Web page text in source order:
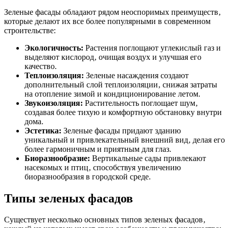
Зеленые фасады обладают рядом неоспоримых преимуществ‚
которые делают их все более популярными в современном
строительстве:
Экологичность: Растения поглощают углекислый газ и
выделяют кислород‚ очищая воздух и улучшая его
качество.
Теплоизоляция: Зеленые насаждения создают
дополнительный слой теплоизоляции‚ снижая затраты
на отопление зимой и кондиционирование летом.
Звукоизоляция: Растительность поглощает шум‚
создавая более тихую и комфортную обстановку внутри
дома.
Эстетика: Зеленые фасады придают зданию
уникальный и привлекательный внешний вид‚ делая его
более гармоничным и приятным для глаз.
Биоразнообразие: Вертикальные сады привлекают
насекомых и птиц‚ способствуя увеличению
биоразнообразия в городской среде.
Типы зеленых фасадов
Существует несколько основных типов зеленых фасадов‚